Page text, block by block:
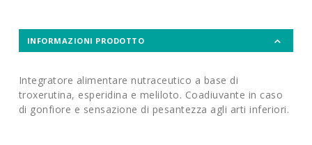
INFORMAZIONI PRODOTTO
Integratore alimentare nutraceutico a base di
troxerutina, esperidina e meliloto. Coadiuvante in caso
di gonfiore e sensazione di pesantezza agli arti inferiori.